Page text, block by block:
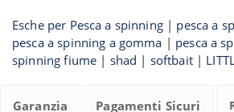
Esche per Pesca a spinning| pesca a
pesca a spinning a gomma | pesca a
spinning fiume | shad | softbait|
Garanzia Pagamenti Sicuri